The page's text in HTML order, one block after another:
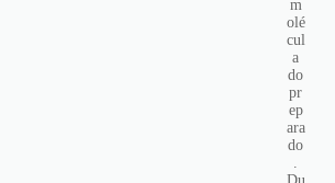
m
olé
cul
a
do
pr
ep
ara
do
.